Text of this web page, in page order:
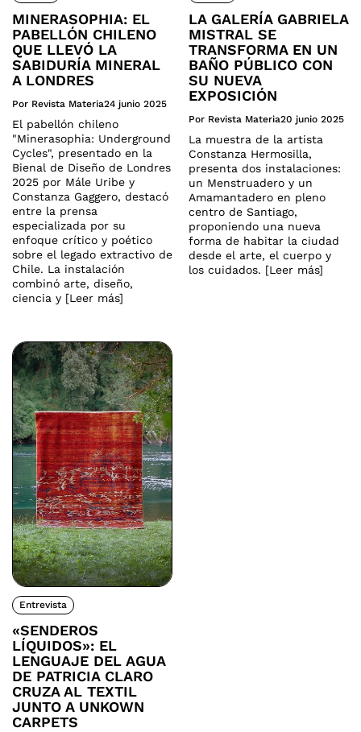
MINERASOPHIA: EL
PABELLÓN CHILENO
QUE LLEVÓ LA
SABIDURÍA MINERAL
A LONDRES
Por Revista Materia24 junio 2025
El pabellón chileno
"Minerasophia: Underground
Cycles", presentado en la
Bienal de Diseño de Londres
2025 por Mále Uribe y
Constanza Gaggero, destacó
entre la prensa
especializada por su
enfoque crítico y poético
sobre el legado extractivo de
Chile. La instalación
combinó arte, diseño,
ciencia y [Leer más]
LA GALERÍA GABRIELA
MISTRAL SE
TRANSFORMA EN UN
BAÑO PÚBLICO CON
SU NUEVA
EXPOSICIÓN
Por Revista Materia20 junio 2025
La muestra de la artista
Constanza Hermosilla,
presenta dos instalaciones:
un Menstruadero y un
Amamantadero en pleno
centro de Santiago,
proponiendo una nueva
forma de habitar la ciudad
desde el arte, el cuerpo y
los cuidados. [Leer más]
Entrevista
«SENDEROS
LÍQUIDOS»: EL
LENGUAJE DEL AGUA
DE PATRICIA CLARO
CRUZA AL TEXTIL
JUNTO A UNKOWN
CARPETS